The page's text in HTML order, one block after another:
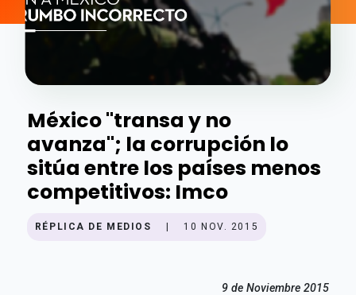
México "transa y no
avanza"; la corrupción lo
sitúa entre los países menos
competitivos: Imco
RÉPLICA DE MEDIOS 10 NOV. 2015
9 de Noviembre 2015